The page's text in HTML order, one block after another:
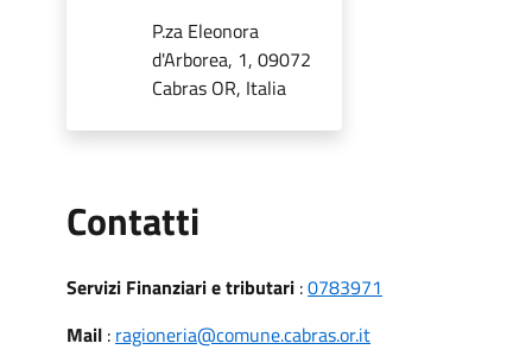
P.za Eleonora
d'Arborea, 1, 09072
Cabras OR, Italia
Contatti
Servizi Finanziari e tributari :0783971
Mail : ragioneria@comune.cabras.or.it